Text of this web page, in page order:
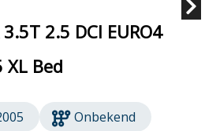
2.5 DCI EURO4
Bed
Onbekend